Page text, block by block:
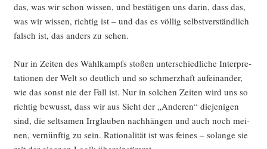
das, was wir schon wis­sen, und bestä­ti­gen uns dar­in, dass das,
was wir wis­sen, rich­tig ist – und das es völ­lig selbst­ver­ständ­lich
falsch ist, das anders zu sehen.
Nur in Zei­ten des Wahl­kampfs sto­ßen unter­schied­li­che Inter­pre­
ta­tio­nen der Welt so deut­lich und so schmerz­haft auf­ein­an­der,
wie das sonst nie der Fall ist. Nur in sol­chen Zei­ten wird uns so
rich­tig bewusst, dass wir aus Sicht der „Ande­ren“ die­je­ni­gen
sind, die selt­sa­men Irr­glau­ben nach­hän­gen und auch noch mei­
nen, ver­nünf­tig zu sein. Ratio­na­li­tät ist was fei­nes – solan­ge sie